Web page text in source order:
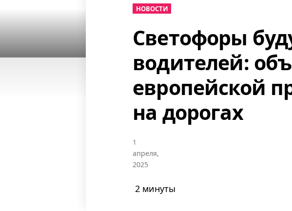
НОВОСТИ
Светофоры
водителей:
европейской
на дорогах
1
апреля,
2025
2 минуты